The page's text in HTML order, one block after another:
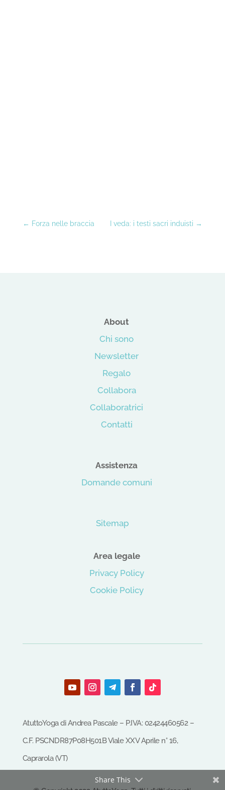
← Forza nelle braccia I veda: i testi sacri induisti →
About
Chi sono
Newsletter
Regalo
Collabora
Collaboratrici
Contatti
Assistenza
Domande comuni
Sitemap
Area legale
Privacy Policy
Cookie Policy
AtuttoYoga di Andrea Pascale – P.IVA: 02424460562 –
C.F. PSCNDR87P08H501BViale XXV Aprile n° 16,
Caprarola (VT)
Share This